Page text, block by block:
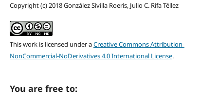
Copyright (c) 2018 González Sivilla Roeris, Julio C. Rifa Téllez
This work is licensed under aCreative Commons Attribution-
NonCommercial-NoDerivatives 4.0 International License.
You are free to: